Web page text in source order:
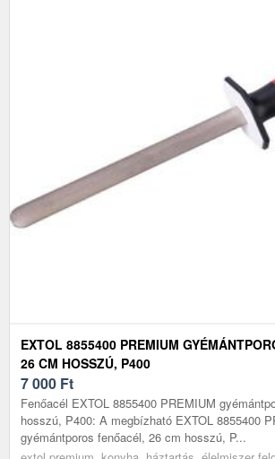
EXTOL 8855400 PREMIUM
26 CM HOSSZÚ, P400
7 000 Ft
Fenőacél EXTOL 8855400 PREMIUM
hosszú, P400: A megbízható EXTOL 8855400
gyémántporos fenőacél, 26 cm hosszú, P...